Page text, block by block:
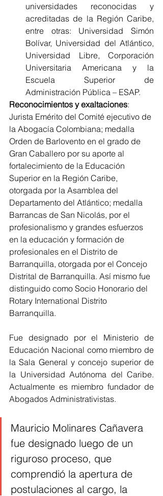
universidades reconocidas y
acreditadas de la Región Caribe,
entre otras: Universidad Simón
Bolívar, Universidad del Atlántico,
Universidad Libre, Corporación
Universitaria Americana y la
Escuela Superior de
Administración Pública – ESAP.
Reconocimientos y exaltaciones:
Jurista Emérito del Comité ejecutivo de
la Abogacía Colombiana; medalla
Orden de Barlovento en el grado de
Gran Caballero por su aporte al
fortalecimiento de la Educación
Superior en la Región Caribe,
otorgada por la Asamblea del
Departamento del Atlántico; medalla
Barrancas de San Nicolás, por el
profesionalismo y grandes esfuerzos
en la educación y formación de
profesionales en el Distrito de
Barranquilla, otorgada por el Concejo
Distrital de Barranquilla. Así mismo fue
distinguido como Socio Honorario del
Rotary International Distrito
Barranquilla.
Fue designado por el Ministerio de
Educación Nacional como miembro de
la Sala General y concejo superior de
la Universidad Autónoma del Caribe.
Actualmente es miembro fundador de
Abogados Administrativistas.
Mauricio Molinares Cañavera
fue designado luego de un
riguroso proceso, que
comprendió la apertura de
postulaciones al cargo, la